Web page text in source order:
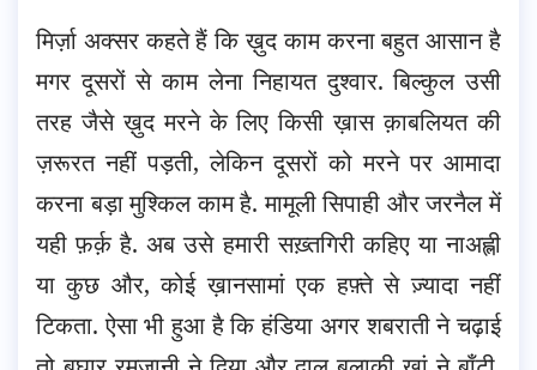
मिर्ज़ा अक्सर कहते हैं कि ख़ुद काम करना बहुत आसान है
मगर दूसरों से काम लेना निहायत दुश्वार. बिल्कुल उसी
तरह जैसे ख़ुद मरने के लिए किसी ख़ास क़ाबलियत की
ज़रूरत नहीं पड़ती, लेकिन दूसरों को मरने पर आमादा
करना बड़ा मुश्किल काम है. मामूली सिपाही और जरनैल में
यही फ़र्क़ है. अब उसे हमारी सख़्तगिरी कहिए या नाअह्ली
या कुछ और, कोई ख़ानसामां एक हफ़्ते से ज़्यादा नहीं
टिकता. ऐसा भी हुआ है कि हंडिया अगर शबराती ने चढ़ाई